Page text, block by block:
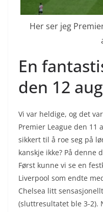
Her ser jeg
En
den 12
Vi var heldige, og det
Premier League den 11
sikkert til å roe seg på
kanskje ikke? På denne
Først kunne vi se en
Liverpool som endte
Chelsea litt
(sluttresultatet ble 3-2).